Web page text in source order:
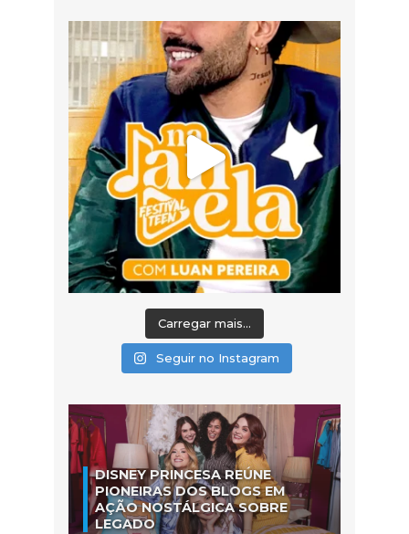
Carregar mais...
Seguir no Instagram
DISNEY PRINCESA REÚNE
PIONEIRAS DOS BLOGS EM
AÇÃO NOSTÁLGICA SOBRE
LEGADO